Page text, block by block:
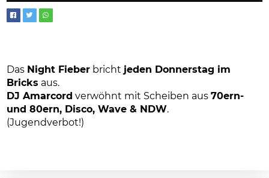
Das Night Fieber bricht jeden Donnerstag im
Bricks aus.
DJ Amarcord verwöhnt mit Scheiben aus70ern-
und 80ern, Disco, Wave & NDW.
(Jugendverbot!)